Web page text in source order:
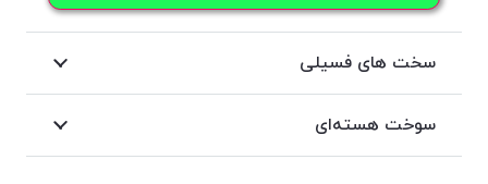
سخت های فسیلی
سوخت هسته‌ای